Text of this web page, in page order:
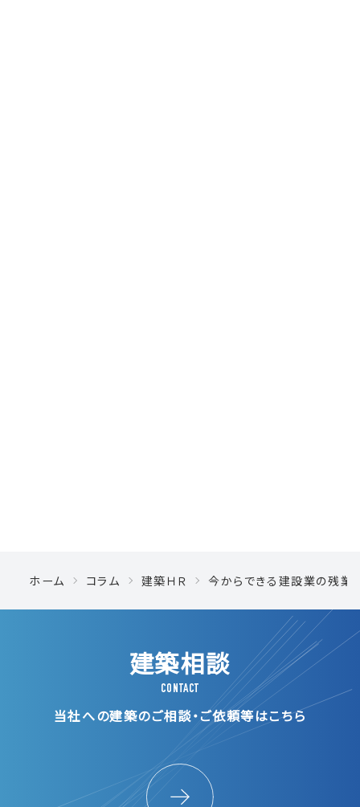
ホーム コラム 建築ＨＲ 今からできる建設業の残業
建築相談
CONTACT
当社への建築のご相談・ご依頼等はこちら